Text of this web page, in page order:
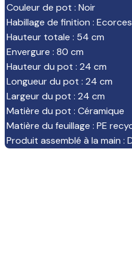
Couleur de pot : Noir
Habillage de finition :
Hauteur totale : 54 cm
Envergure : 80 cm
Hauteur du pot : 24 cm
Longueur du pot : 24 cm
Largeur du pot : 24 cm
Matière du pot : Céramique
Matière du feuillage : PE
Produit assemblé à la main :